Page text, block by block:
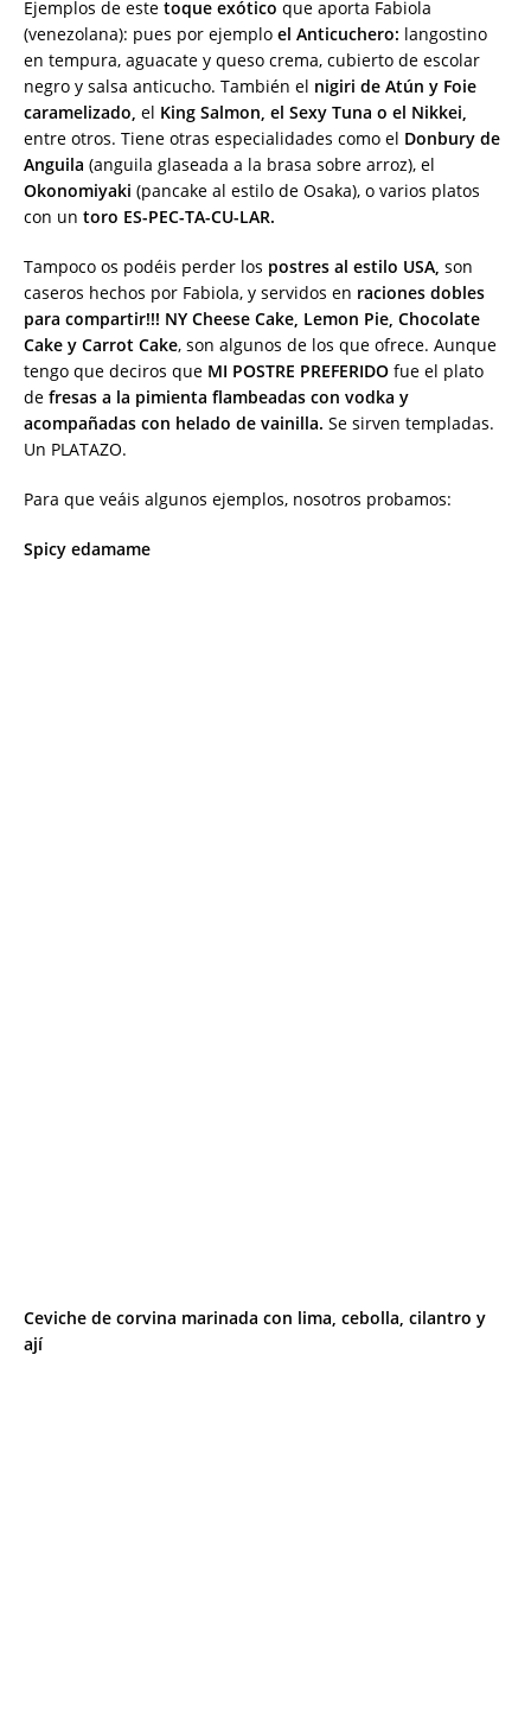
Ejemplos de este toque exótico que aporta Fabiola
(venezolana): pues por ejemplo el Anticuchero: langostino
en tempura, aguacate y queso crema, cubierto de escolar
negro y salsa anticucho. También el nigiri de Atún y Foie
caramelizado, el King Salmon, el Sexy Tuna o el Nikkei,
entre otros. Tiene otras especialidades como el Donbury de
Anguila (anguila glaseada a la brasa sobre arroz), el
Okonomiyaki (pancake al estilo de Osaka), o varios platos
con un toro ES-PEC-TA-CU-LAR.
Tampoco os podéis perder los postres al estilo USA, son
caseros hechos por Fabiola, y servidos en raciones dobles
para compartir!!! NY Cheese Cake, Lemon Pie, Chocolate
Cake y Carrot Cake, son algunos de los que ofrece. Aunque
tengo que deciros que MI POSTRE PREFERIDO fue el plato
de fresas a la pimienta flambeadas con vodka y
acompañadas con helado de vainilla. Se sirven templadas.
Un PLATAZO.
Para que veáis algunos ejemplos, nosotros probamos:
Spicy edamame
Ceviche de corvina marinada con lima, cebolla, cilantro y
ají